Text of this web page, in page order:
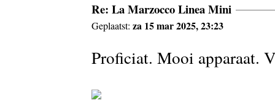
Re: La Marzocco Linea Mini
Geplaatst:za 15 mar 2025, 23:23
Proficiat. Mooi apparaat.